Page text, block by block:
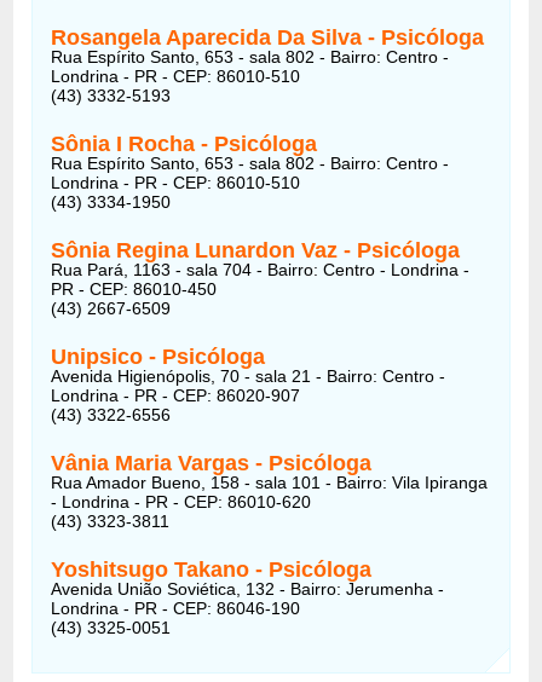
Rosangela Aparecida Da Silva - Psicóloga
Rua Espírito Santo, 653 - sala 802 - Bairro: Centro -
Londrina - PR - CEP: 86010-510
(43) 3332-5193
Sônia I Rocha - Psicóloga
Rua Espírito Santo, 653 - sala 802 - Bairro: Centro -
Londrina - PR - CEP: 86010-510
(43) 3334-1950
Sônia Regina Lunardon Vaz - Psicóloga
Rua Pará, 1163 - sala 704 - Bairro: Centro - Londrina -
PR - CEP: 86010-450
(43) 2667-6509
Unipsico - Psicóloga
Avenida Higienópolis, 70 - sala 21 - Bairro: Centro -
Londrina - PR - CEP: 86020-907
(43) 3322-6556
Vânia Maria Vargas - Psicóloga
Rua Amador Bueno, 158 - sala 101 - Bairro: Vila Ipiranga
- Londrina - PR - CEP: 86010-620
(43) 3323-3811
Yoshitsugo Takano - Psicóloga
Avenida União Soviética, 132 - Bairro: Jerumenha -
Londrina - PR - CEP: 86046-190
(43) 3325-0051